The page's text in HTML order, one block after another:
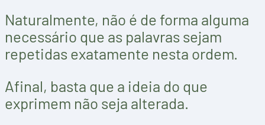
Naturalmente, não é de forma alguma
necessário que as palavras sejam
repetidas exatamente nesta ordem.
Afinal, basta que a ideia do que
exprimem não seja alterada.